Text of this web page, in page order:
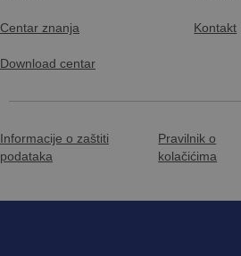
Centar znanja
Download centar
Kontakt
Informacije o zaštiti
podataka
Pravilnik o
kolačićima